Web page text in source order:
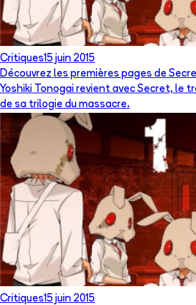
Critiques15 juin 2015
Découvrez les premières pages de
Yoshiki Tonogai revient avec Secret, le
de sa trilogie du massacre.
Critiques15 juin 2015